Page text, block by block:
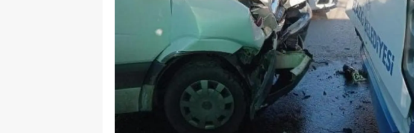
Kırıkkale
Batman
Şırnak
Bartın
Ardahan